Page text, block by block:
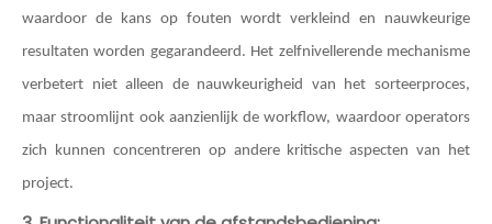
waardoor de kans op fouten wordt verkleind en nauwkeurige
resultaten worden gegarandeerd. Het zelfnivellerende mechanisme
verbetert niet alleen de nauwkeurigheid van het sorteerproces,
maar stroomlijnt ook aanzienlijk de workflow, waardoor operators
zich kunnen concentreren op andere kritische aspecten van het
project.